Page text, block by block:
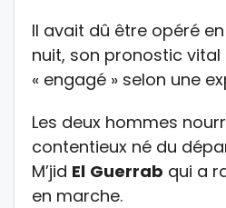
Il avait dû être opéré
nuit, son pronostic
« engagé » selon une
Les deux hommes
contentieux né du
M’jid El Guerrab qui a
en marche.